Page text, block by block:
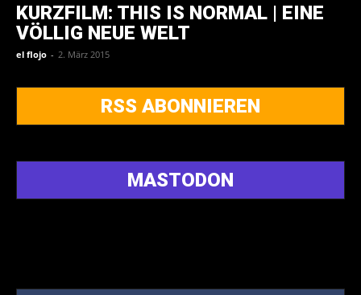
KURZFILM: THIS IS NORMAL | EINE
VÖLLIG NEUE WELT
el flojo - 2. März 2015
RSS ABONNIEREN
MASTODON